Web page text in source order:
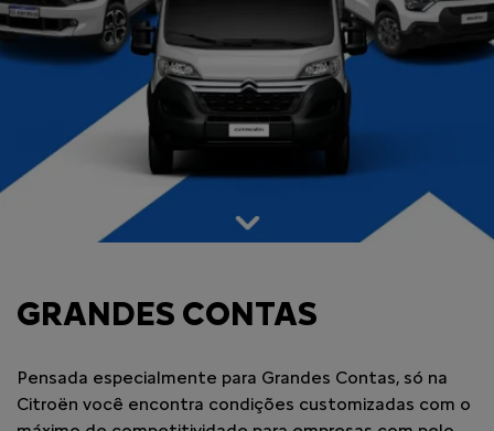
GRANDES CONTAS
Pensada especialmente para Grandes Contas, só na
Citroën você encontra condições customizadas com o